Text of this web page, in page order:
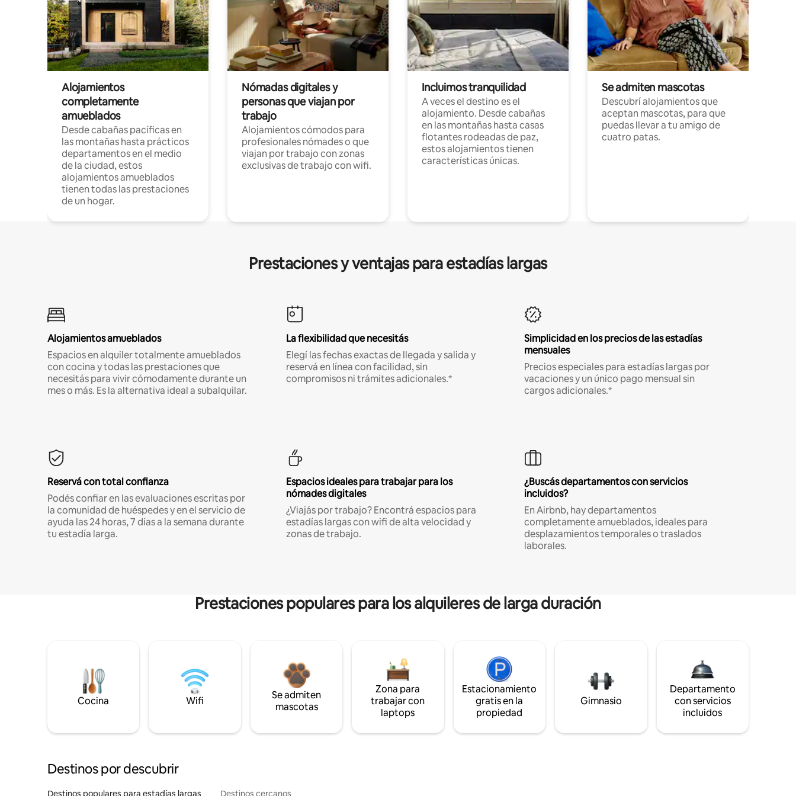
Alojamientos
completamente
amueblados
Desde cabañas pacíficas en
las montañas hasta prácticos
departamentos en el medio
de la ciudad, estos
alojamientos amueblados
tienen todas las prestaciones
de un hogar.
Nómadas digitales y
personas que viajan por
trabajo
Alojamientos cómodos para
profesionales nómades o que
viajan por trabajo con zonas
exclusivas de trabajo con wifi.
Incluimos tranquilidad
A veces el destino es el
alojamiento. Desde cabañas
en las montañas hasta casas
flotantes rodeadas de paz,
estos alojamientos tienen
características únicas.
Se admiten mascotas
Descubrí alojamientos que
aceptan mascotas, para que
puedas llevar a tu amigo de
cuatro patas.
Prestaciones y ventajas para estadías largas
Alojamientos amueblados
Espacios en alquiler totalmente amueblados
con cocina y todas las prestaciones que
necesitás para vivir cómodamente durante un
mes o más. Es la alternativa ideal a subalquilar.
La flexibilidad que necesitás
Elegí las fechas exactas de llegada y salida y
reservá en línea con facilidad, sin
compromisos ni trámites adicionales.*
Simplicidad en los precios de las estadías
mensuales
Precios especiales para estadías largas por
vacaciones y un único pago mensual sin
cargos adicionales.*
Reservá con total confianza
Podés confiar en las evaluaciones escritas por
la comunidad de huéspedes y en el servicio de
ayuda las 24 horas, 7 días a la semana durante
tu estadía larga.
Espacios ideales para trabajar para los
nómades digitales
¿Viajás por trabajo? Encontrá espacios para
estadías largas con wifi de alta velocidad y
zonas de trabajo.
¿Buscás departamentos con servicios
incluidos?
En Airbnb, hay departamentos
completamente amueblados, ideales para
desplazamientos temporales o traslados
laborales.
Prestaciones populares para los alquileres de larga duración
Cocina Wifi
Se admiten
mascotas
Zona para
trabajar con
laptops
Estacionamiento
gratis en la
propiedad
Gimnasio
Departamento
con servicios
incluidos
Destinos por descubrir
Destinos populares para estadías largas Destinos cercanos